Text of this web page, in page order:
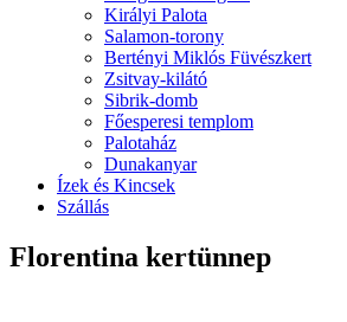
Királyi Palota
Salamon-torony
Bertényi Miklós Füvészkert
Zsitvay-kilátó
Sibrik-domb
Főesperesi templom
Palotaház
Dunakanyar
Ízek és Kincsek
Szállás
Florentina kertünnep